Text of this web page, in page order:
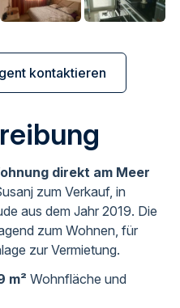
kontaktieren
direkt am Meer
zum Verkauf, in
aus dem Jahr 2019. Die
zum Wohnen, für
zur Vermietung.
m² Wohnfläche und